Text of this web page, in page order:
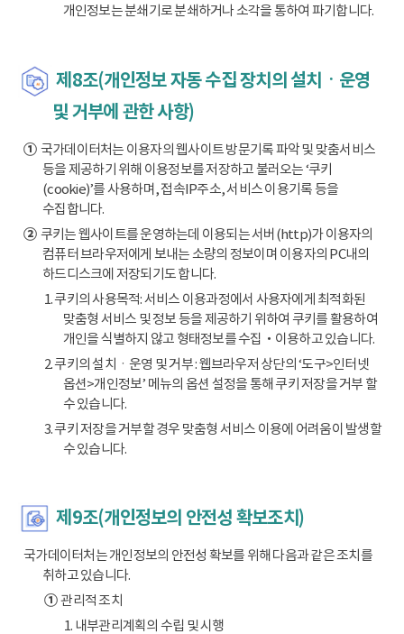
개인정보는 분쇄기로 분쇄하거나 소각을 통하여 파기합니다.
제8조(개인정보 자동 수집 장치의 설치ㆍ운영
및 거부에 관한 사항)
①국가데이터처는 이용자의 웹사이트 방문기록 파악 및 맞춤서비스
등을 제공하기 위해 이용정보를 저장하고 불러오는 ‘쿠키
(cookie)’를 사용하며, 접속IP주소, 서비스 이용기록 등을
수집합니다.
②쿠키는 웹사이트를 운영하는데 이용되는 서버(http)가 이용자의
컴퓨터 브라우저에게 보내는 소량의 정보이며 이용자의 PC내의
하드디스크에 저장되기도 합니다.
1. 쿠키의 사용목적: 서비스 이용과정에서 사용자에게 최적화된
맞춤형 서비스 및 정보 등을 제공하기 위하여 쿠키를 활용하여
개인을 식별하지 않고 형태정보를 수집‧이용하고 있습니다.
2. 쿠키의 설치ㆍ운영 및 거부 : 웹브라우저 상단의 ‘도구>인터넷
옵션>개인정보’ 메뉴의 옵션 설정을 통해 쿠키 저장을 거부 할
수 있습니다.
3. 쿠키 저장을 거부할 경우 맞춤형 서비스 이용에 어려움이 발생할
수 있습니다.
제9조(개인정보의 안전성 확보조치)
국가데이터처는 개인정보의 안전성 확보를 위해 다음과 같은 조치를
취하고 있습니다.
①관리적 조치
1. 내부관리계획의 수립 및 시행